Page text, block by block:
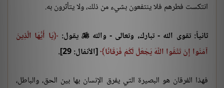
انتكست فطرهم فلا ينتفعون بشيء من ذلك، ولا يتأثرون به.
ثانياً: تقوى الله - تبارك، وتعالى - واللهيقول:
يَا أَيُّهَا الَّذِينَ
آمَنُوا إِنْ تَتَّقُوا اللَّهَ يَجْعَلْ لَكُمْ فُرْقَانًا [الأنفال: 29].
فهذا الفرقان هو البصيرة التي يفرق الإنسان بها بين الحق، والباطل،